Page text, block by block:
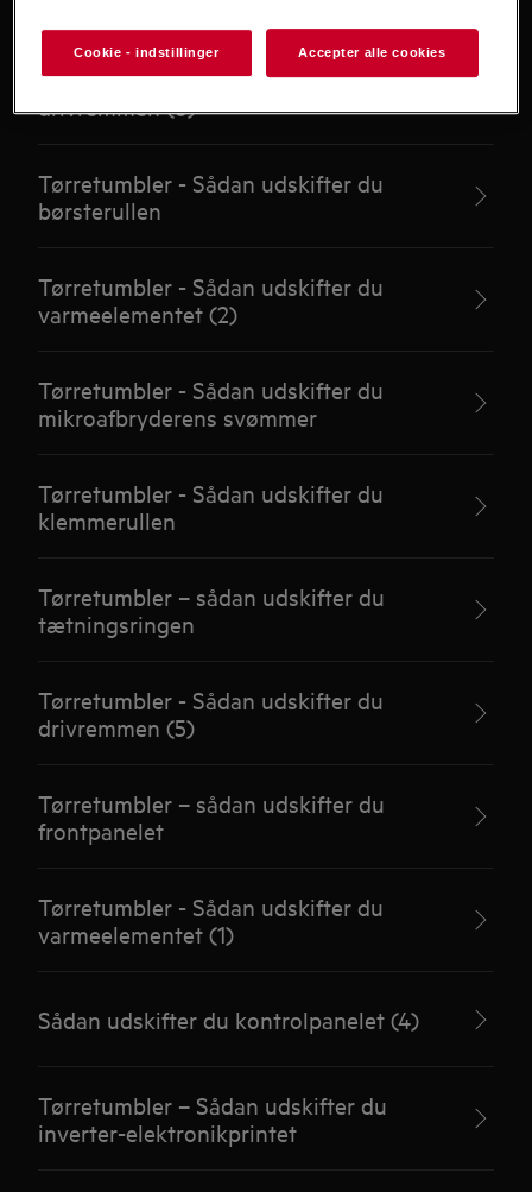
Tørretumbler - Sådan udskifter du
drivremmen (6)
Tørretumbler - Sådan udskifter du
børsterullen
Tørretumbler - Sådan udskifter du
varmeelementet (2)
Tørretumbler - Sådan udskifter du
mikroafbryderens svømmer
Tørretumbler - Sådan udskifter du
klemmerullen
Tørretumbler – sådan udskifter du
tætningsringen
Tørretumbler - Sådan udskifter du
drivremmen (5)
Tørretumbler – sådan udskifter du
frontpanelet
Tørretumbler - Sådan udskifter du
varmeelementet (1)
Sådan udskifter du kontrolpanelet (4)
Tørretumbler – Sådan udskifter du
inverter-elektronikprintet
Cookie - indstillinger Accepter alle cookies